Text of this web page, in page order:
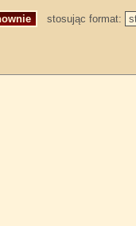
stosując format: